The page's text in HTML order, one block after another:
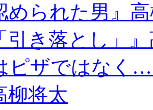
められた男』
引き落とし」
ピザではなく
柳将太